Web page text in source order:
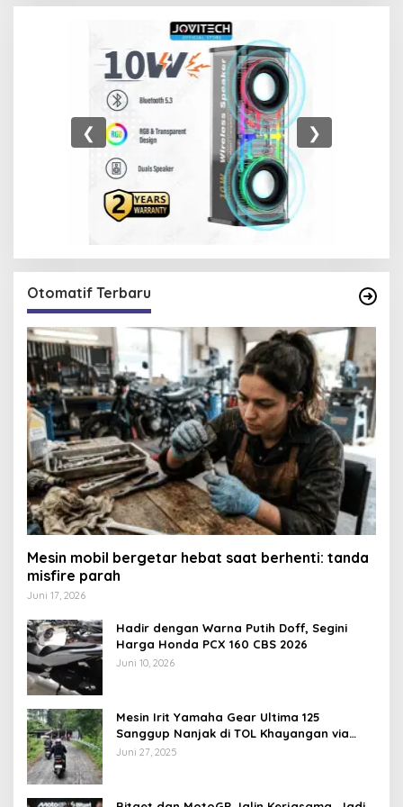
❮ ❯
Otomatif Terbaru
Mesin mobil bergetar hebat saat berhenti: tanda
misfire parah
Juni 17, 2026
Hadir dengan Warna Putih Doff, Segini
Harga Honda PCX 160 CBS 2026
Juni 10, 2026
Mesin Irit Yamaha Gear Ultima 125
Sanggup Nanjak di TOL Khayangan via
Krakalan?
Juni 27, 2025